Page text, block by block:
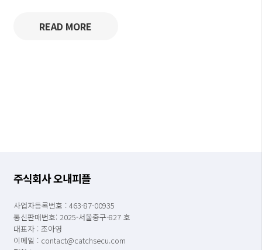
READ MORE
주식회사 오내피플
사업자등록번호 : 463-87-00935
통신판매번호: 2025-서울중구-827 호
대표자 : 조아영
이메일 : contact@catchsecu.com